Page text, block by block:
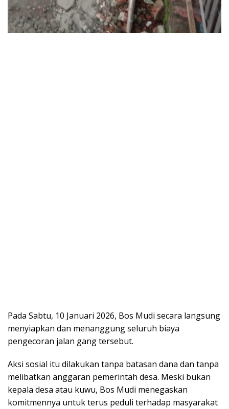
Pada Sabtu, 10 Januari 2026, Bos Mudi secara langsung
menyiapkan dan menanggung seluruh biaya
pengecoran jalan gang tersebut.
Aksi sosial itu dilakukan tanpa batasan dana dan tanpa
melibatkan anggaran pemerintah desa. Meski bukan
kepala desa atau kuwu, Bos Mudi menegaskan
komitmennya untuk terus peduli terhadap masyarakat